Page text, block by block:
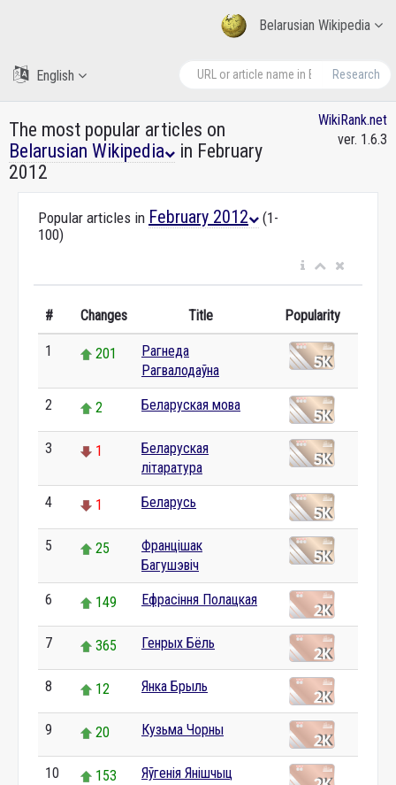
Belarusian Wikipedia
Research
English
The most popular articles on
Belarusian Wikipedia
in February
2012
WikiRank.net
ver. 1.6.3
Popular articles in February 2012
(1-
100)
# Changes Title Popularity
1 201
Рагнеда
Рагвалодаўна
2 2 Беларуская мова
3 1
Беларуская
літаратура
4 1 Беларусь
5 25
Францішак
Багушэвіч
6 149 Ефрасіння Полацкая
7 365 Генрых Бёль
8 12 Янка Брыль
9 20 Кузьма Чорны
10 153 Яўгенія Янішчыц